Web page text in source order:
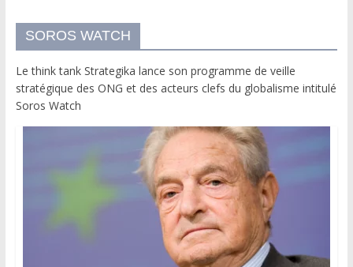
SOROS WATCH
Le think tank Strategika lance son programme de veille
stratégique des ONG et des acteurs clefs du globalisme intitulé
Soros Watch